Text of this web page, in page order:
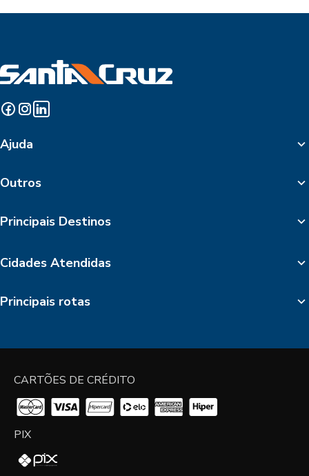
Ajuda
Outros
Principais Destinos
Cidades Atendidas
Principais rotas
CARTÕES DE CRÉDITO
PIX